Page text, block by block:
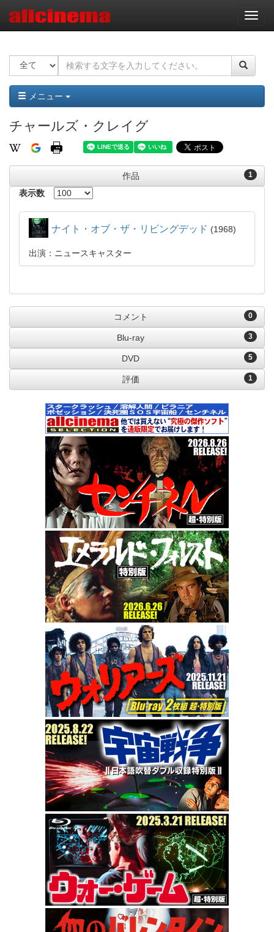
ナ
ビ
ー
ョ
ン
メニュー
チャールズ・クレイグ
1
作品
表示数
ナイト・オブ・ザ・リビングデッド 1968
出演：ニュースキャスター
0
コメント
3
Blu-ray
5
DVD
1
評価